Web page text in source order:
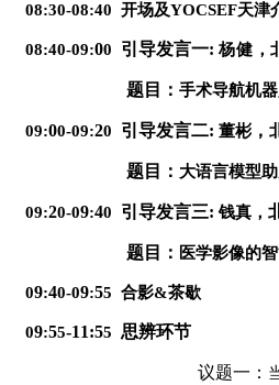
08:30-08:40 开场及YOCSEF天津
08:40-09:00 引导发言一: 杨健 ，
题目： 手术导航机
09:00-09:20 引导发言二: 董彬 ，
题目： 大语言模型
09:20-09:40 引导发言三:钱真，
题目： 医学影像的
09:40-09:55 合影&茶歇
09:55-11:55 思辨环节
议题一：